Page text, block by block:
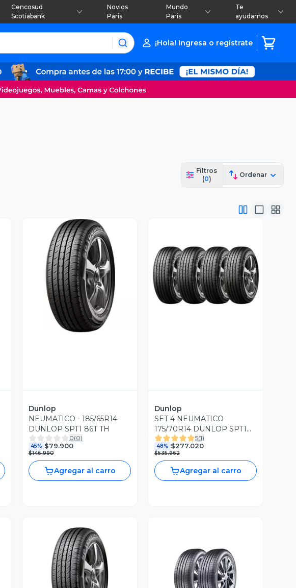
Cencosud
Scotiabank
Novios
Paris
Mundo
Paris
Te
ayudamos
¡Hola! Ingresa o regístrate
Filtros
(0)
Ordenar
Vista Previa
Dunlop
NEUMATICO - 185/65R14
DUNLOP SPT1 86T TH
0(0)
45% $79.900
$146.990
Agregar al carro
Vista Previa
Dunlop
SET 4 NEUMATICO
175/70R14 DUNLOP SPT1
84T ID
5(1)
48% $277.020
$535.962
Agregar al carro
Vista Previa Vista Previa